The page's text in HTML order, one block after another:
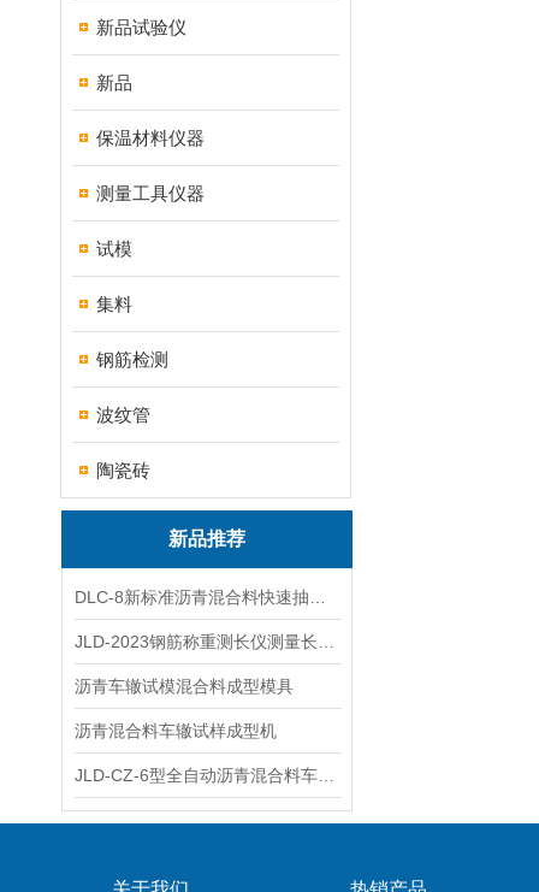
新品试验仪
新品
保温材料仪器
测量工具仪器
试模
集料
钢筋检测
波纹管
陶瓷砖
新品推荐
沥青车辙试模混合料成型模具
沥青混合料车辙试样成型机